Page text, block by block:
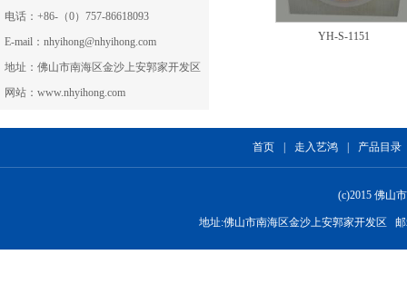
电话：+86-（0）757-86618093
E-mail：nhyihong@nhyihong.com
地址：佛山市南海区金沙上安郭家开发区
网站：www.nhyihong.com
YH-S-1149 YH-S-1151
首页 走入艺鸿 产品目录
(c)2015 佛山
地址:佛山市南海区金沙上安郭家开发区 邮